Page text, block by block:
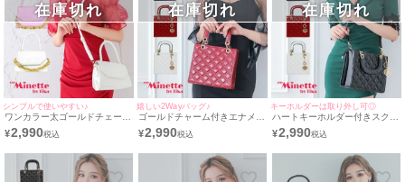
シンプルで使いやすい♪
ワンカラー太ゴールドチェーン
付き2wayプチプラミニバッグ
[myMinette/マイミネット]
¥2,990
在庫切れ
嬉しい2Wayバッグ♪
ゴールドチャーム付きエナメル
2wayハンドプチプラミニバッ
グ[myMinette/マイミネット]
¥2,990
在庫切れ
キーホルダーは取り外し可◎
ハートキーホルダー付きスクエ
ア2wayハンドプチプラミニバ
ッグ[myMinette/マイミネット]
¥2,990
在庫切れ